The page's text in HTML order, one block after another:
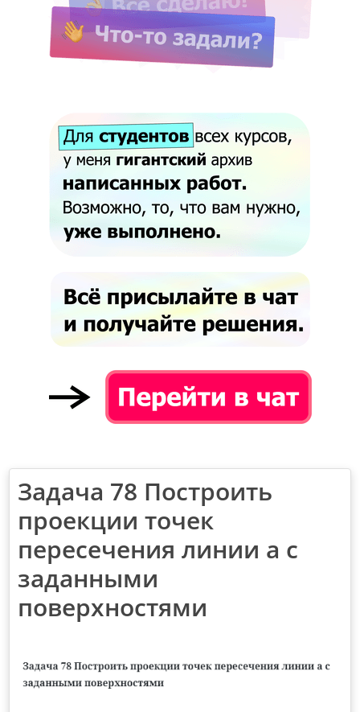
Задача 78 Построить
проекции точек
пересечения линии а с
заданными
поверхностями